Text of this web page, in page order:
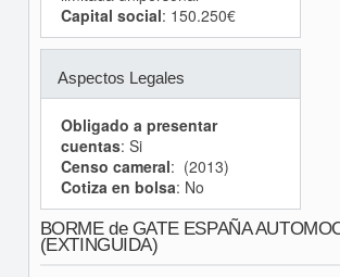
Capital social: 150.250€
Aspectos Legales
Obligado a presentar
cuentas: Si
Censo cameral: (2013)
Cotiza en bolsa: No
BORME de GATE ESPAÑA
(EXTINGUIDA)